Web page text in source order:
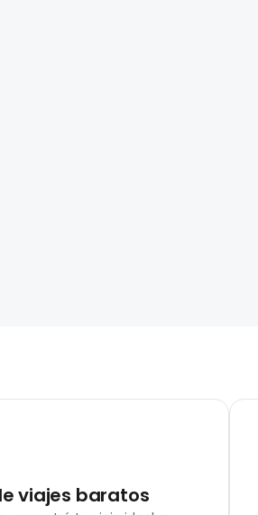
viajes baratos